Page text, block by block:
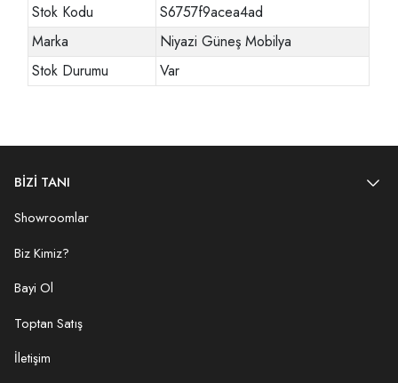
Stok Kodu
S6757f9acea4ad
Marka
Niyazi Güneş Mobilya
Stok Durumu
Var
BİZİ TANI
Showroomlar
Biz Kimiz?
Bayi Ol
Toptan Satış
İletişim